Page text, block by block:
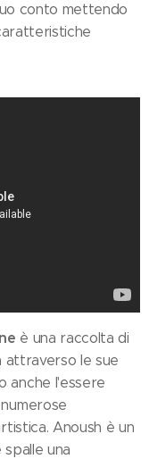
conto mettendo
è una raccolta di
attraverso le sue
anche l'essere
Anoush è un
una